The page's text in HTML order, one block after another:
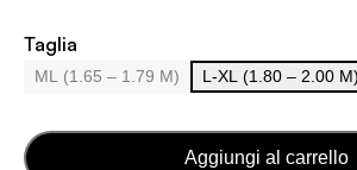
Taglia
ML (1.65 – 1.79 M) L-XL (1.80 – 2.00 M)
Aggiungi al carrello